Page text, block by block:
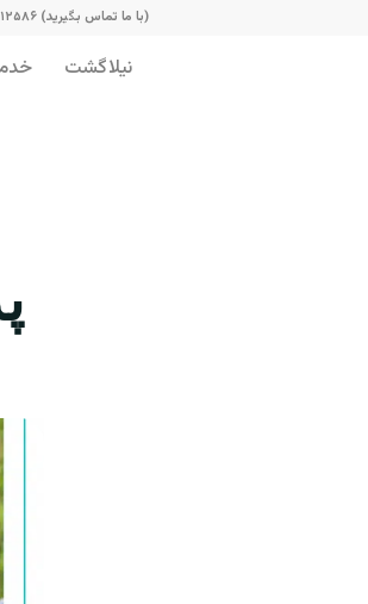
(با ما تماس بگیرید) ۰۹۱۲۰۲۱۲۵۸۶
نیلاگشت